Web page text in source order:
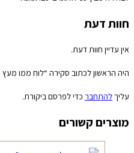
חוות דעת
אין עדיין חוות דעת.
היה הראשון לכתוב סקירה “לוח ממו מעץ TEA/COFFEE ROOM”
עליךלהתחבר כדי לפרסם ביקורת.
מוצרים קשורים